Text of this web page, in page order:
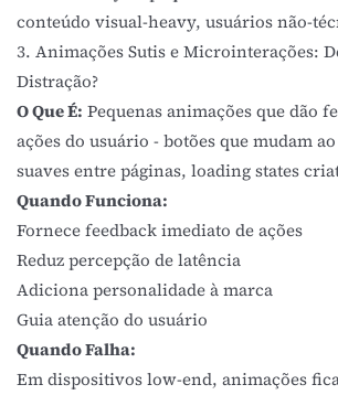
conteúdo visual-heavy, usuários não-
3. Animações Sutis e Microinterações:
Distração?
O Que É: Pequenas animações que dão
ações do usuário - botões que mudam
suaves entre páginas, loading states
Quando Funciona:
Fornece feedback imediato de ações
Reduz percepção de latência
Adiciona personalidade à marca
Guia atenção do usuário
Quando Falha:
Em dispositivos low-end, animações